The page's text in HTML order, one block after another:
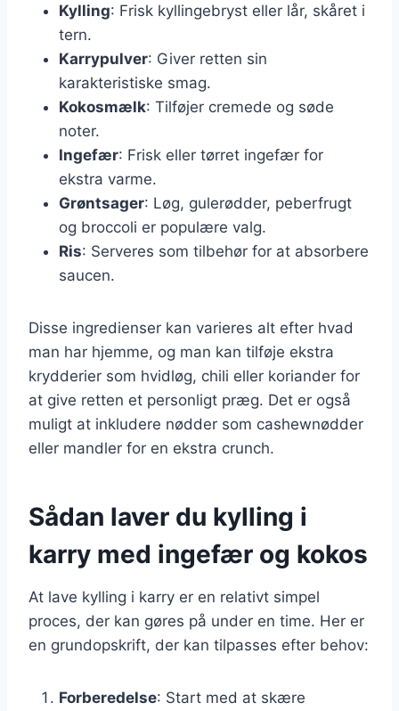
Kylling: Frisk kyllingebryst eller lår, skåret i
tern.
Karrypulver: Giver retten sin
karakteristiske smag.
Kokosmælk: Tilføjer cremede og søde
noter.
Ingefær: Frisk eller tørret ingefær for
ekstra varme.
Grøntsager: Løg, gulerødder, peberfrugt
og broccoli er populære valg.
Ris: Serveres som tilbehør for at absorbere
saucen.
Disse ingredienser kan varieres alt efter hvad
man har hjemme, og man kan tilføje ekstra
krydderier som hvidløg, chili eller koriander for
at give retten et personligt præg. Det er også
muligt at inkludere nødder som cashewnødder
eller mandler for en ekstra crunch.
Sådan laver du kylling i
karry med ingefær og kokos
At lave kylling i karry er en relativt simpel
proces, der kan gøres på under en time. Her er
en grundopskrift, der kan tilpasses efter behov:
Forberedelse: Start med at skære